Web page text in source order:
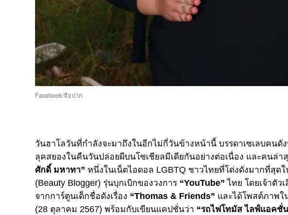
Facebook/จือปาก
วันฮาโลวันที่กำลังจะมาถึงในอีกไม่กี่วันข้างหน้านี้ บรรดาเซเลบคนดั
ลุคสยองในคืนวันปล่อยผีบนโซเชียลมีเดียกันอย่างต่อเนื่อง และคนล่า
ศักดิ์ มหาทา” หนึ่งในเน็ตไอดอล LGBTQ ชาวไทยที่โด่งดังมากที่สุด
(Beauty Blogger) รุ่นบุกเบิกของวงการ “YouTube” ไทย โดยเจ้าตัว
จากการ์ตูนเด็กชื่อดังเรื่อง “Thomas & Friends” และได้โพสต์ภาพใ
(28 ตุลาคม 2567) พร้อมกับเขียนแคปชั่นว่า “รถไฟโทมัส ไลฟ์แอคชั่